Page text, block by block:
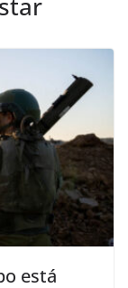
está